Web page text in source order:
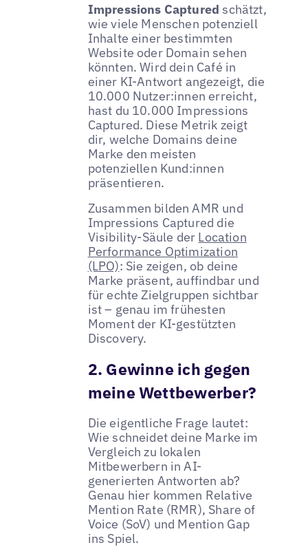
Impressions Captured schätzt,
wie viele Menschen potenziell
Inhalte einer bestimmten
Website oder Domain sehen
könnten. Wird dein Café in
einer KI-Antwort angezeigt, die
10.000 Nutzer:innen erreicht,
hast du 10.000 Impressions
Captured. Diese Metrik zeigt
dir, welche Domains deine
Marke den meisten
potenziellen Kund:innen
präsentieren.
Zusammen bilden AMR und
Impressions Captured die
Visibility-Säule der Location
Performance Optimization
(LPO): Sie zeigen, ob deine
Marke präsent, auffindbar und
für echte Zielgruppen sichtbar
ist – genau im frühesten
Moment der KI-gestützten
Discovery.
2. Gewinne ich gegen
meine Wettbewerber?
Die eigentliche Frage lautet:
Wie schneidet deine Marke im
Vergleich zu lokalen
Mitbewerbern in AI-
generierten Antworten ab?
Genau hier kommen Relative
Mention Rate (RMR), Share of
Voice (SoV) und Mention Gap
ins Spiel.